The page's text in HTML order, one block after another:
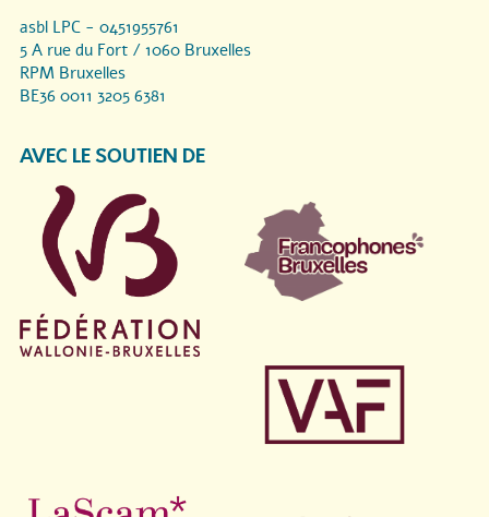
asbl LPC - 0451955761
5 A rue du Fort / 1060 Bruxelles
RPM Bruxelles
BE36 0011 3205 6381
AVEC LE SOUTIEN DE